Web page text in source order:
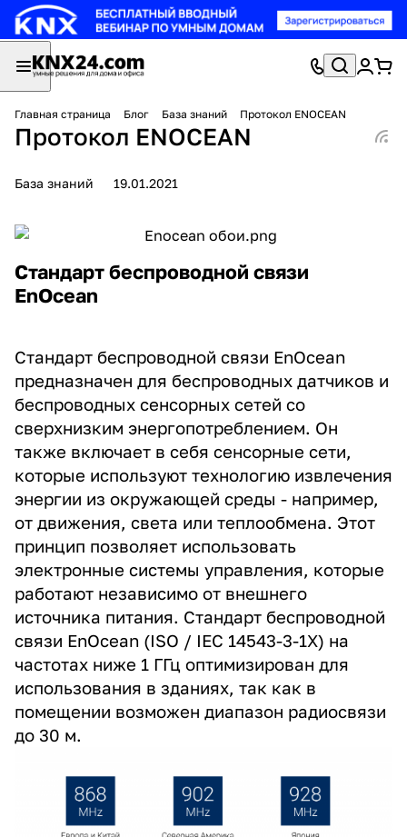
Главная страница Блог База знаний Протокол ENOCEAN
Протокол ENOCEAN
База знаний 19.01.2021
Стандарт беспроводной связи
EnOcean
Стандарт беспроводной связи EnOcean
предназначен для беспроводных датчиков и
беспроводных сенсорных сетей со
сверхнизким энергопотреблением. Он
также включает в себя сенсорные сети,
которые используют технологию извлечения
энергии из окружающей среды - например,
от движения, света или теплообмена. Этот
принцип позволяет использовать
электронные системы управления, которые
работают независимо от внешнего
источника питания. Стандарт беспроводной
связи EnOcean (ISO / IEC 14543-3-1X) на
частотах ниже 1 ГГц оптимизирован для
использования в зданиях, так как в
помещении возможен диапазон радиосвязи
до 30 м.